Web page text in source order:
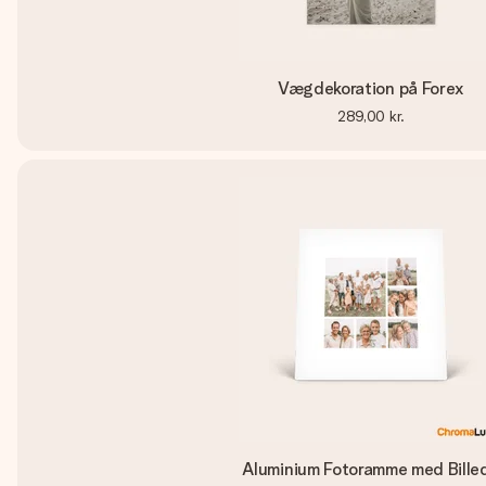
Vægdekoration på Forex
289,00 kr.
Aluminium Fotoramme med